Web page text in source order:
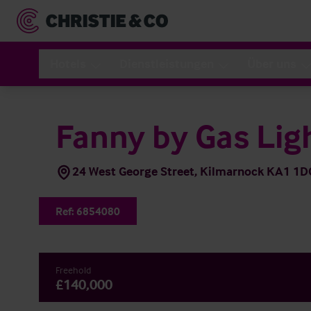
Fanny by Gas
24 West George Street, Kilmarnock KA1
Ref: 6854080
Freehold
£140,000